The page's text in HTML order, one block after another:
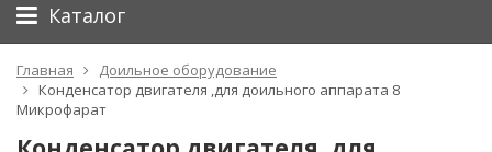
Каталог
Главная
Доильное оборудование
Конденсатор двигателя ,для доильного аппарата 8
Микрофарат